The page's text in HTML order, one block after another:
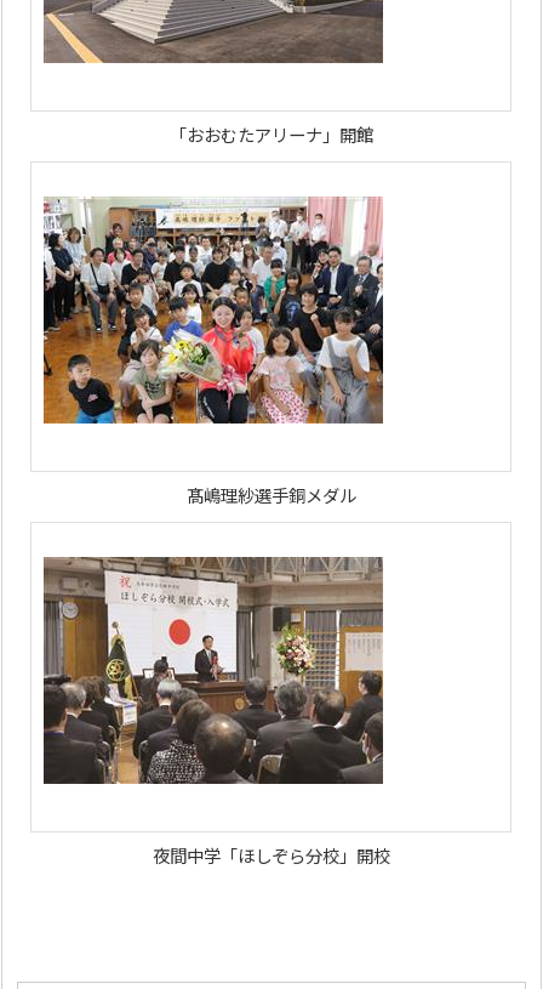
「おおむたアリーナ」開館
髙嶋理紗選手銅メダル
夜間中学「ほしぞら分校」開校